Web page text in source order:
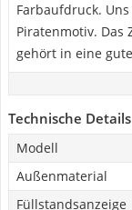
Farbaufdruck.
Piratenmotiv. Das
gehört in eine
Technische Details
Modell
Außenmaterial
Füllstandsanzeige